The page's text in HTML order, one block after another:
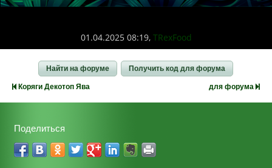
01.04.2025 08:19, TRexFood
Найти на форуме Получить код для форума
Коряги Декотоп Ява для форума
Поделиться